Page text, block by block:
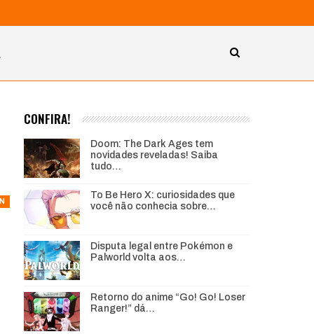
CONFIRA!
Doom: The Dark Ages tem
novidades reveladas! Saiba
tudo…
To Be Hero X: curiosidades que
você não conhecia sobre…
Disputa legal entre Pokémon e
Palworld volta aos…
Retorno do anime “Go! Go! Loser
Ranger!” dá…